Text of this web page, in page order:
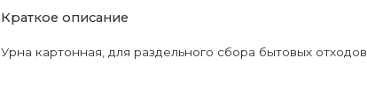
Краткое описание
Урна картонная, для раздельного сбора бытовых отходов